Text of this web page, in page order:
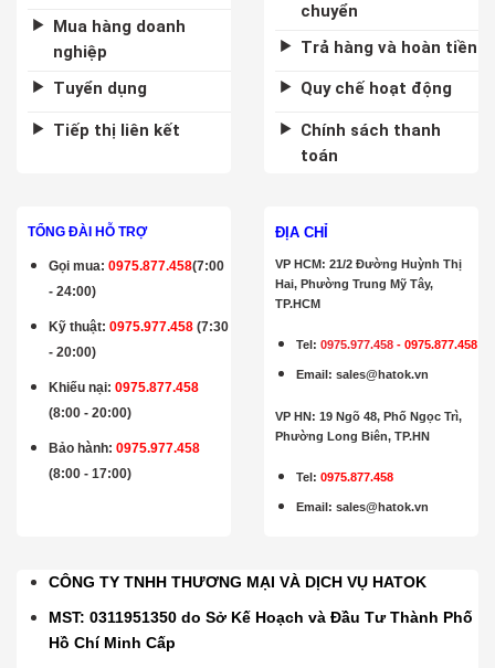
Mua hàng doanh
nghiệp
Tuyển dụng
Tiếp thị liên kết
chuyển
Trả hàng và hoàn tiền
Quy chế hoạt động
Chính sách thanh
toán
TỔNG ĐÀI HỖ TRỢ
Gọi mua:0975.877.458(7:00
- 24:00)
Kỹ thuật:0975.977.458 (7:30
- 20:00)
Khiếu nại: 0975.877.458
(8:00 - 20:00)
Bảo hành:0975.977.458
(8:00 - 17:00)
ĐỊA CHỈ
VP HCM: 21/2 Đường Huỳnh Thị
Hai, Phường Trung Mỹ Tây,
TP.HCM
Tel:0975.977.458 -0975.877.458
Email :sales@hatok.vn
VP HN: 19 Ngõ 48, Phố Ngọc Trì,
Phường Long Biên, TP.HN
Tel: 0975.877.458
Email:sales@hatok.vn
CÔNG TY TNHH THƯƠNG MẠI VÀ DỊCH VỤ HATOK
MST: 0311951350 do Sở Kế Hoạch và Đầu Tư Thành Phố
Hồ Chí Minh Cấp